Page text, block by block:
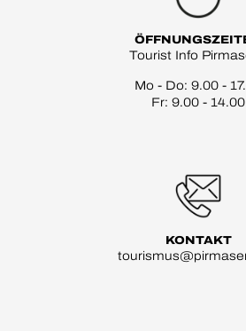
Tourist Info
Mo - Do: 9.00 -
Fr: 9.00 - 14.00
KONTAKT